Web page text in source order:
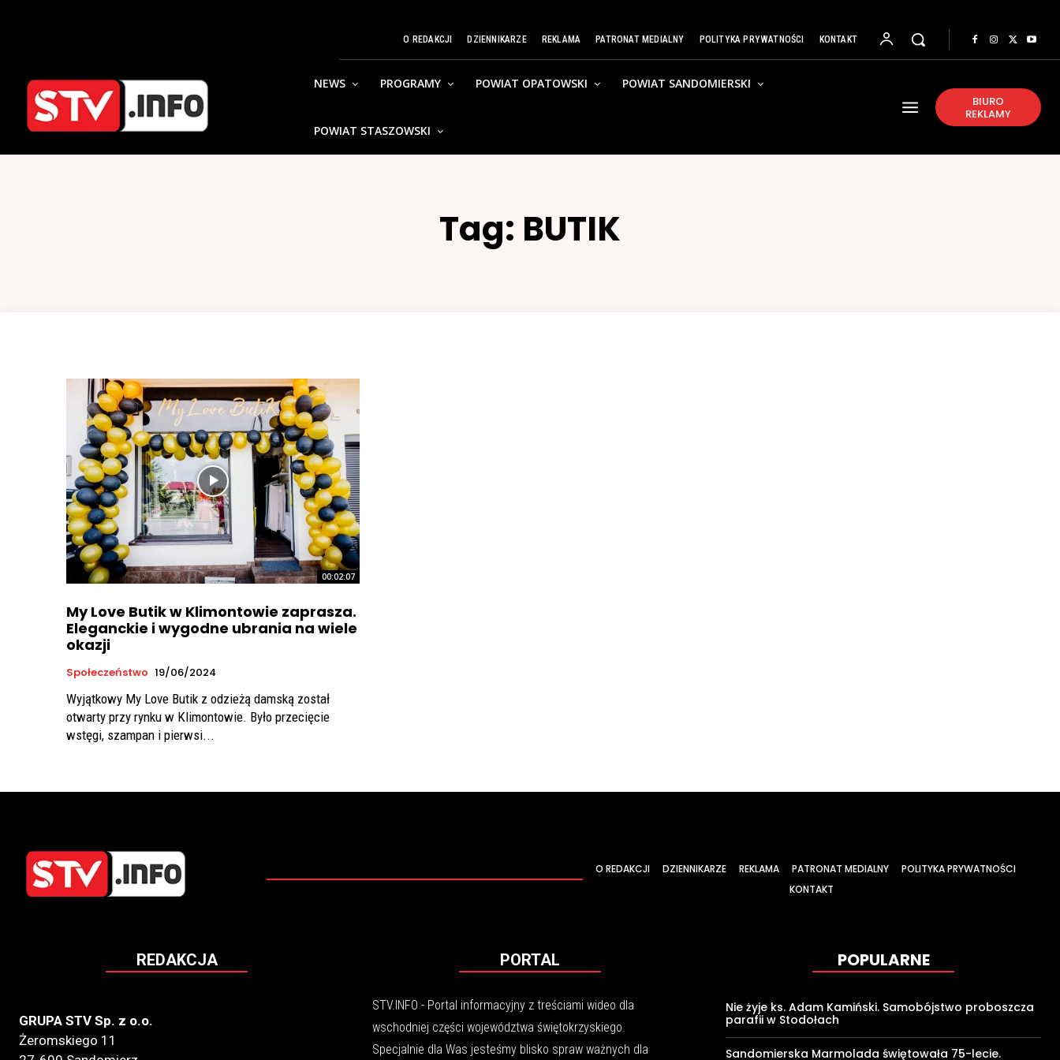
O REDAKCJI DZIENNIKARZE REKLAMA PATRONAT MEDIALNY POLITYKA PRYWATNOŚCI KONTAKT
NEWS PROGRAMY POWIAT OPATOWSKI POWIAT SANDOMIERSKI
POWIAT STASZOWSKI
BIURO
REKLAMY
Tag: BUTIK
00:02:07
My Love Butik w Klimontowie zaprasza.
Eleganckie i wygodne ubrania na wiele
okazji
Społeczeństwo 19/06/2024
Wyjątkowy My Love Butik z odzieżą damską został
otwarty przy rynku w Klimontowie. Było przecięcie
wstęgi, szampan i pierwsi...
O REDAKCJI DZIENNIKARZE REKLAMA PATRONAT MEDIALNY
POLITYKA PRYWATNOŚCI
KONTAKT
REDAKCJA
GRUPA STV Sp. z o.o.
Żeromskiego 11
PORTAL
STV.INFO - Portal informacyjny z treściami wideo dla
wschodniej części województwa świętokrzyskiego.
Specjalnie dla Was jesteśmy blisko spraw ważnych dla
POPULARNE
Nie żyje ks. Adam Kamiński. Samobójstwo proboszcza
parafii w Stodołach
Sandomierska Marmolada świętowała 75-lecie.